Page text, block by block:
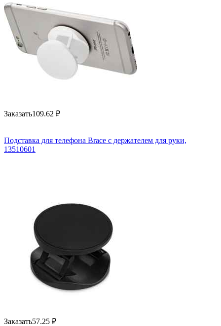
Заказать109.62 ₽
Подставка для телефона Brace с держателем для руки,
13510601
Заказать57.25 ₽